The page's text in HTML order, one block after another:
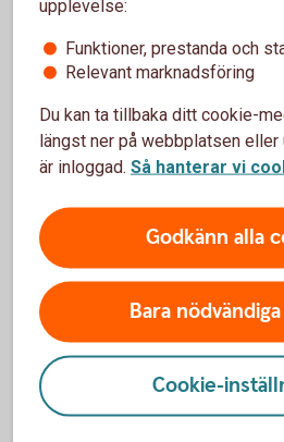
Vi har tagit fram ett verktyg där
dagar du kunde undvika
bästa kompis, förälder eller
kryss?
Lediga jobb
Göinge
upplevelse:
Funktioner, prestanda och
Relevant marknadsföring
Du kan ta tillbaka ditt cookie-
längst ner på webbplatsen eller
är inloggad. Så hanterar vi
Godkänn alla
Bara
Cookie-